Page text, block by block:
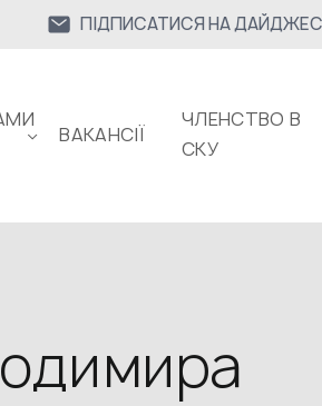
ПІДПИСАТИСЯ НА
ВАКАНСІЇ
ЧЛЕНСТВО В
СКУ